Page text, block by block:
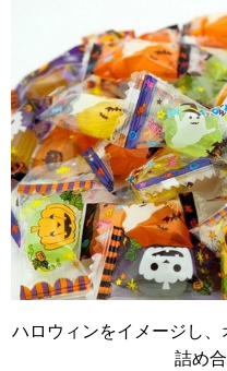
ハロウィンをイメージし
詰め